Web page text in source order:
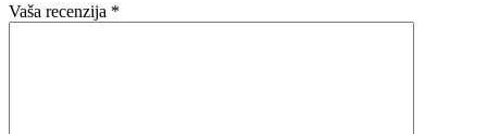
Vaša recenzija *